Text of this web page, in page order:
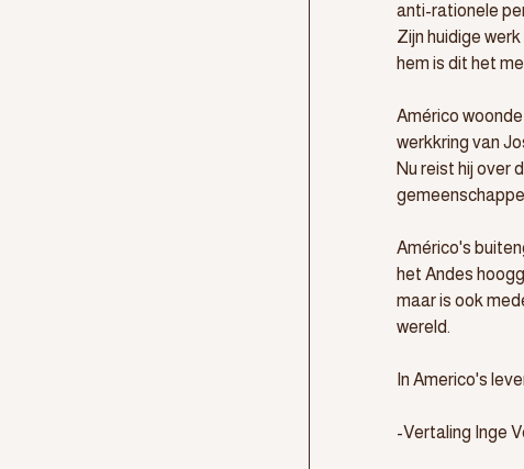
anti-rationele
Zijn huidige
hem is dit het
Américo
werkkring van
Nu reist hij over
Américo's
het Andes
maar is ook
wereld.
In Americo's
-Vertaling Inge